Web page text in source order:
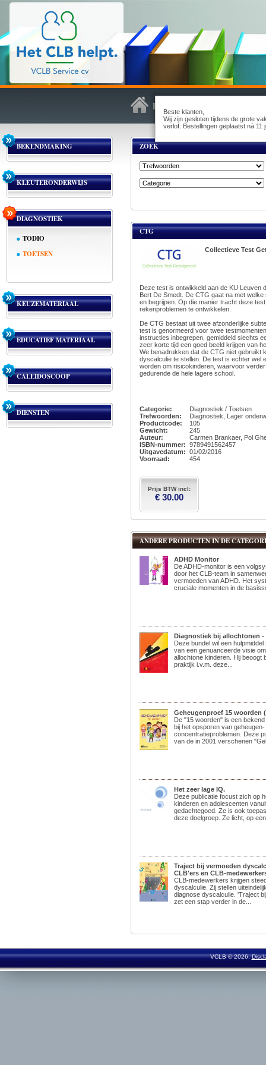
Beste klanten,
Wij zijn gesloten tijdens de grote
verlof. Bestellingen geplaatst nà
BEKENDMAKING
KLEUTERONDERWIJS
DIAGNOSTIEK
TODIO
TOETSEN
KEUZEMATERIAAL
EDUCATIEF MATERIAAL
CALEIDOSCOOP
DIENSTEN
ZOEK
CTG
Collectieve Test
Deze test is ontwikkeld aan de KU Leuven
Bert De Smedt. De CTG gaat na met
en begrijpen. Op die manier tracht deze
rekenproblemen te ontwikkelen.
De CTG bestaat uit twee afzonderlijke
test is genormeerd voor twee
instructies inbegrepen, gemiddeld slechts
zeer korte tijd een goed beeld krijgen van
We benadrukken dat de CTG niet gebruikt
dyscalculie te stellen. De test is echter wel
worden om risicokinderen, waarvoor
gedurende de hele lagere school.
Categorie:
Diagnostiek / Toetsen
Trefwoorden:
Diagnostiek, Lager
Productcode:
105
Gewicht:
245
Auteur:
Carmen Brankaer, Pol
ISBN-nummer: 9789491562457
Uitgavedatum: 01/02/2016
Voorraad:
454
Prijs BTW incl:
€ 30.00
ANDERE PRODUCTEN IN DE
ADHD Monitor
De ADHD-monitor is een
door het CLB-team in
vermoeden van ADHD. Het
cruciale momenten in de
Diagnostiek bij allochtonen -
Deze bundel wil een
van een genuanceerde visie
allochtone kinderen. Hij beoogt
praktijk i.v.m. deze...
Geheugenproef 15 woorden
De "15 woorden" is een
bij het opsporen van geheugen-
concentratieproblemen. Deze
van de in 2001 verschenen
Het zeer lage IQ.
Deze publicatie focust zich op
kinderen en adolescenten
gedachtegoed. Ze is ook
deze doelgroep. Ze licht, op
Traject bij vermoeden
CLB'ers en CLB-
CLB-medewerkers krijgen
dyscalculie. Zij stellen
diagnose dyscalculie. 'Traject
zet een stap verder in de...
VCLB © 2026.